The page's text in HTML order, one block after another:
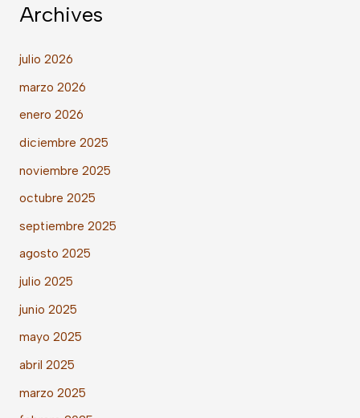
Archives
julio 2026
marzo 2026
enero 2026
diciembre 2025
noviembre 2025
octubre 2025
septiembre 2025
agosto 2025
julio 2025
junio 2025
mayo 2025
abril 2025
marzo 2025